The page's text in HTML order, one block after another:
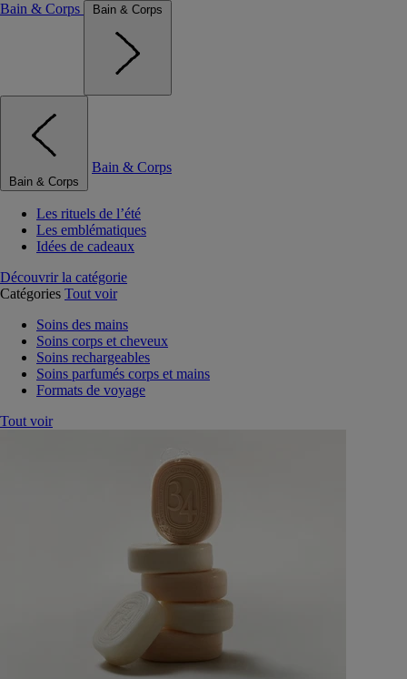
Bain & Corps
Bain & Corps
Bain & Corps
Bain & Corps
Les rituels de l’été
Les emblématiques
Idées de cadeaux
Découvrir la catégorie
Catégories Tout voir
Soins des mains
Soins corps et cheveux
Soins rechargeables
Soins parfumés corps et mains
Formats de voyage
Tout voir